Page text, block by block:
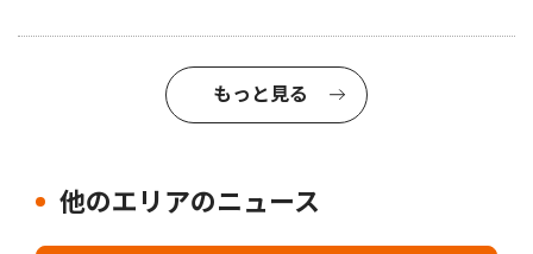
もっと見る
他のエリアのニュース